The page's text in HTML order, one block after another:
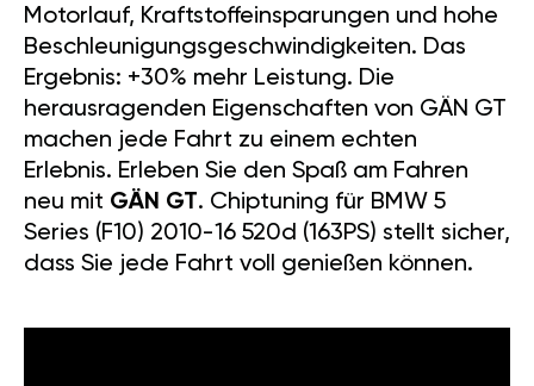
Motorlauf, Kraftstoffeinsparungen und hohe
Beschleunigungsgeschwindigkeiten. Das
Ergebnis: +30% mehr Leistung. Die
herausragenden Eigenschaften von GÄN GT
machen jede Fahrt zu einem echten
Erlebnis. Erleben Sie den Spaß am Fahren
neu mit GÄN GT. Chiptuning für BMW 5
Series (F10) 2010-16 520d (163PS) stellt sicher,
dass Sie jede Fahrt voll genießen können.